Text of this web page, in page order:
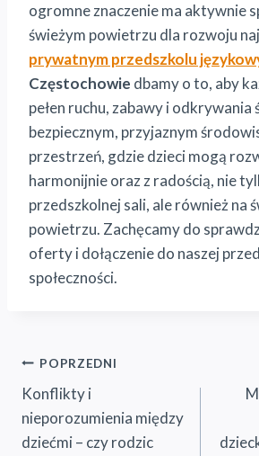
ogromne znaczenie ma aktywnie
świeżym powietrzu dla rozwoju
prywatnym przedszkolu
Częstochowie dbamy o to, aby
pełen ruchu, zabawy i odkrywania
bezpiecznym, przyjaznym
przestrzeń, gdzie dzieci mogą
harmonijnie oraz z radością, nie
przedszkolnej sali, ale również na
powietrzu. Zachęcamy do
oferty i dołączenie do naszej
społeczności.
Nawigacja
wpisu
POPRZEDNI
Konflikty i
nieporozumienia między
dziećmi – czy rodzic